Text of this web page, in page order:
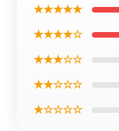
★★★★★
★★★★☆
★★★☆☆
★★☆☆☆
★☆☆☆☆